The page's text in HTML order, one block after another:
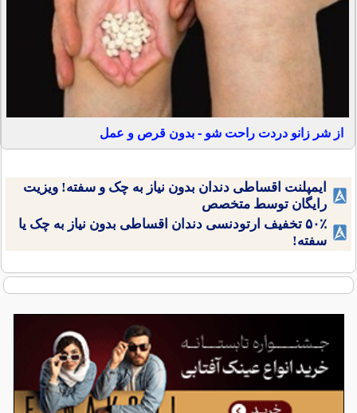
از شر زانو دردت راحت شو - بدون قرص و عمل
ایمپلنت اقساطی دندان بدون نیاز به چک و سفته! ویزیت
رایگان توسط متخصص
۵۰٪ تخفیف ارتودنسی دندان اقساطی بدون نیاز به چک یا
سفته!